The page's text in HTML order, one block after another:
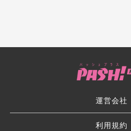
運営会社
利用規約